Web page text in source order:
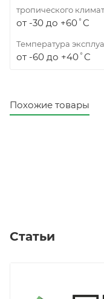
тропического
от -30 до +60˚C
Температура
от -60 до +40˚C
Похожие товары
Статьи